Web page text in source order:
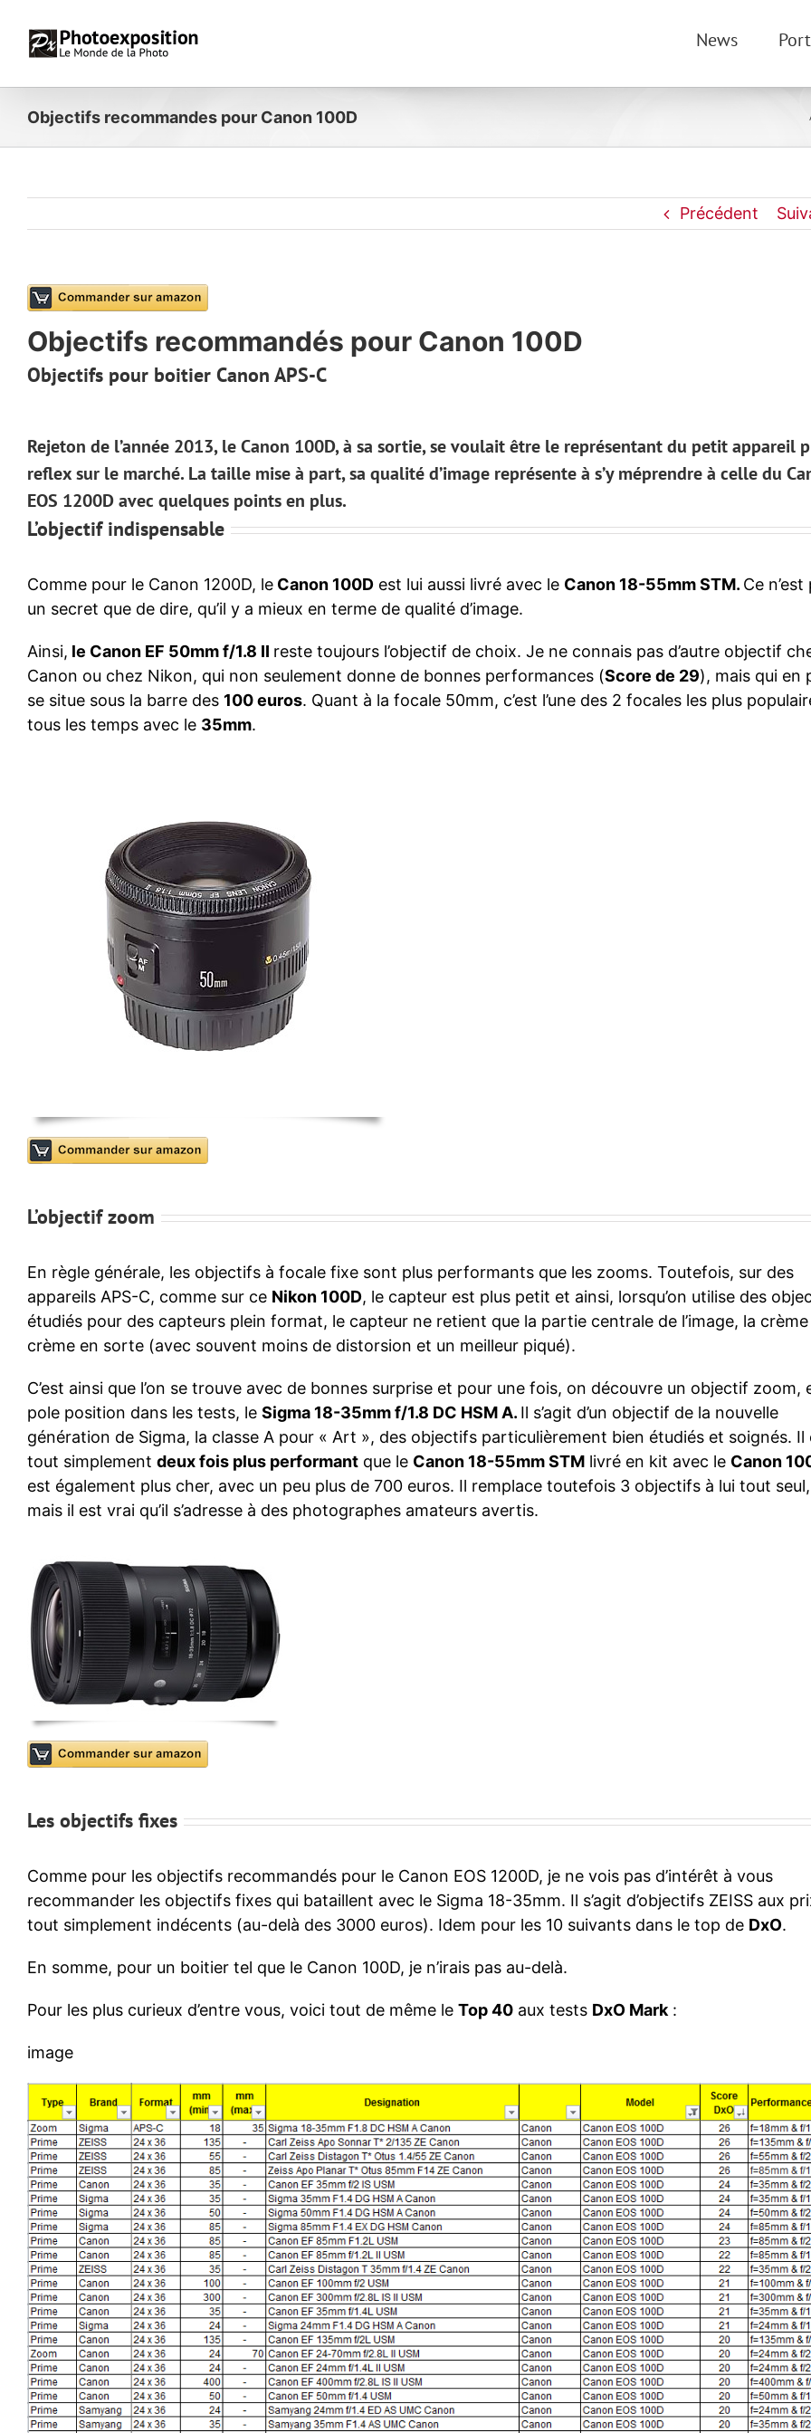
contenu
News
Objectifs recommandes pour Canon 100D
Précédent
Objectifs recommandés pour Canon 100D
Objectifs pour boitier Canon APS-C
Rejeton de l’année 2013, le Canon 100D, à sa sortie, se voulait être le représentant du petit appareil
reflex sur le marché. La taille mise à part, sa qualité d’image représente à s’y méprendre à celle du
EOS 1200D avec quelques points en plus.
L’objectif indispensable
Comme pour le Canon 1200D, le Canon 100D est lui aussi livré avec le Canon 18-55mm STM. Ce n’est
un secret que de dire, qu’il y a mieux en terme de qualité d’image.
Ainsi, le Canon EF 50mm f/1.8 II reste toujours l’objectif de choix. Je ne connais pas d’autre objectif
Canon ou chez Nikon, qui non seulement donne de bonnes performances (Score de 29), mais qui en
se situe sous la barre des 100 euros. Quant à la focale 50mm, c’est l’une des 2 focales les plus
tous les temps avec le 35mm.
L’objectif zoom
En règle générale, les objectifs à focale fixe sont plus performants que les zooms. Toutefois, sur des
appareils APS-C, comme sur ce Nikon 100D, le capteur est plus petit et ainsi, lorsqu’on utilise des
étudiés pour des capteurs plein format, le capteur ne retient que la partie centrale de l’image, la
crème en sorte (avec souvent moins de distorsion et un meilleur piqué).
C’est ainsi que l’on se trouve avec de bonnes surprise et pour une fois, on découvre un objectif zoom,
pole position dans les tests, le Sigma 18-35mm f/1.8 DC HSM A. Il s’agit d’un objectif de la nouvelle
génération de Sigma, la classe A pour « Art », des objectifs particulièrement bien étudiés et soignés. Il
tout simplement deux fois plus performant que le Canon 18-55mm STM livré en kit avec le Canon
est également plus cher, avec un peu plus de 700 euros. Il remplace toutefois 3 objectifs à lui tout seul,
mais il est vrai qu’il s’adresse à des photographes amateurs avertis.
Les objectifs fixes
Comme pour les objectifs recommandés pour le Canon EOS 1200D, je ne vois pas d’intérêt à vous
recommander les objectifs fixes qui bataillent avec le Sigma 18-35mm. Il s’agit d’objectifs ZEISS aux
tout simplement indécents (au-delà des 3000 euros). Idem pour les 10 suivants dans le top de DxO.
En somme, pour un boitier tel que le Canon 100D, je n’irais pas au-delà.
Pour les plus curieux d’entre vous, voici tout de même le Top 40 aux tests DxO Mark :
image